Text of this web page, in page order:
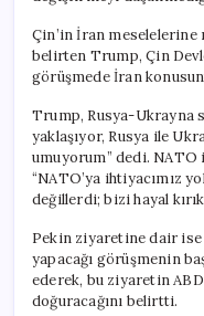
Çin’in İran meselelerine
belirten Trump, Çin
görüşmede İran
Trump, Rusya-Ukrayna
yaklaşıyor, Rusya ile
umuyorum” dedi.
“NATO’ya ihtiyacımız
değillerdi; bizi hayal
Pekin ziyaretine dair ise
yapacağı görüşmenin
ederek, bu ziyaretin
doğuracağını belirtti.